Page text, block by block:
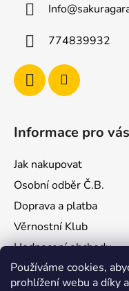
Používáme cookies,
prohlížení webu a díky
Info@
774839932
Informace pro vás
Jak nakupovat
Osobní odběr Č.B.
Doprava a platba
Věrnostní Klub
Hodnocení obchodu
Kontakty